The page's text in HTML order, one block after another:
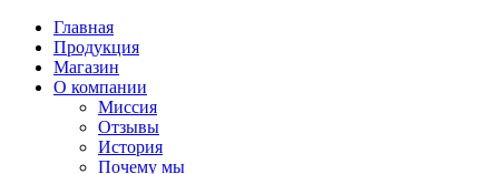
Главная
Продукция
Магазин
О компании
Миссия
Отзывы
История
Почему мы